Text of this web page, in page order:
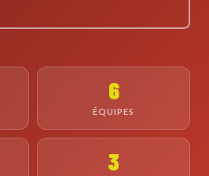
6
ÉQUIPES
3